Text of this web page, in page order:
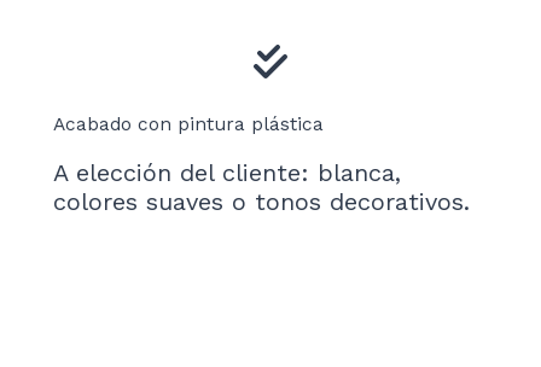
Acabado con pintura plástica
A elección del cliente: blanca,
colores suaves o tonos decorativos.